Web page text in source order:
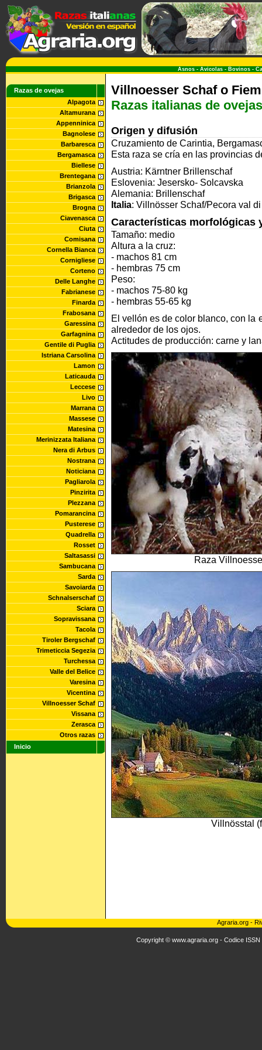
Asnos - Avicolas - Bovinos -
Razas de ovejas
Alpagota
Altamurana
Appenninica
Bagnolese
Barbaresca
Bergamasca
Biellese
Brentegana
Brianzola
Brigasca
Brogna
Ciavenasca
Ciuta
Comisana
Cornella Bianca
Cornigliese
Corteno
Delle Langhe
Fabrianese
Finarda
Frabosana
Garessina
Garfagnina
Gentile di Puglia
Istriana Carsolina
Lamon
Laticauda
Leccese
Livo
Marrana
Massese
Matesina
Merinizzata Italiana
Nera di Arbus
Nostrana
Noticiana
Pagliarola
Pinzirita
Plezzana
Pomarancina
Pusterese
Quadrella
Rosset
Saltasassi
Sambucana
Sarda
Savoiarda
Schnalserschaf
Sciara
Sopravissana
Tacola
Tiroler Bergschaf
Trimeticcia Segezia
Turchessa
Valle del Belice
Varesina
Vicentina
Villnoesser Schaf
Vissana
Zerasca
Otros razas
Inicio
Villnoesser Schaf o
Razas italianas de ovejas
Origen y difusión
Cruzamiento de Carintia,
Esta raza se cría en las provincias
Austria: Kärntner Brillenschaf
Eslovenia: Jesersko- Solcavska
Alemania: Brillenschaf
Italia: Villnösser Schaf/Pecora val
Características morfológicas
Tamaño: medio
Altura a la cruz:
- machos 81 cm
- hembras 75 cm
Peso:
- machos 75-80 kg
- hembras 55-65 kg
El vellón es de color blanco, con la
alrededor de los ojos.
Actitudes de producción: carne y
Raza
Villnösstal
Agraria.org -
Copyright © www.agraria.org - Codice